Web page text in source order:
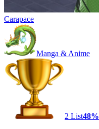
Carapace
Manga & Anime
2 List48%